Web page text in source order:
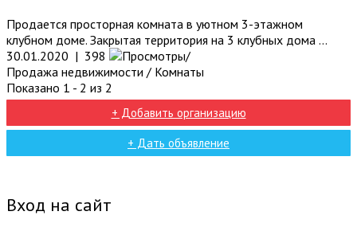
Продается просторная комната в уютном 3-этажном
клубном доме. Закрытая территория на 3 клубных дома ...
30.01.2020 | 398
Продажа недвижимости / Комнаты
Показано 1 - 2 из 2
+ Добавить организацию
+ Дать объявление
Вход на сайт